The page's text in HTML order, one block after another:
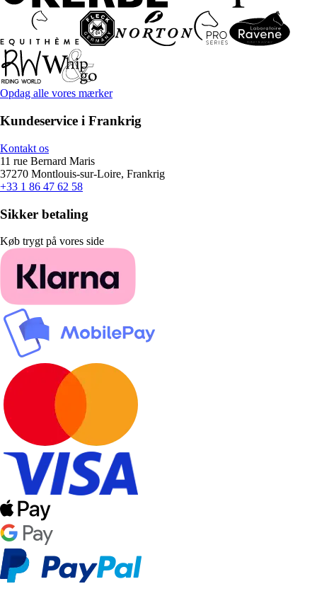
Opdag alle vores mærker
Kundeservice i Frankrig
Kontakt os
11 rue Bernard Maris
37270 Montlouis-sur-Loire, Frankrig
+33 1 86 47 62 58
Sikker betaling
Køb trygt på vores side